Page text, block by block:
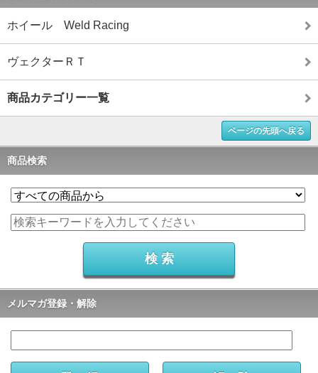
ホイール Weld Racing
ヴェクターＲＴ
商品カテゴリー一覧
ページの先頭へ戻る
商品検索
メルマガ登録・解除